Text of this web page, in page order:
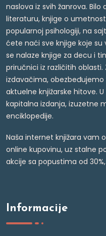
naslova iz svih žanrova.
literaturu, knjige o
popularnoj psihologiji, na
ćete naći sve knjige koje
se nalaze knjige za decu i
priručnici iz različitih
izdavačima,
aktuelne knjižarske hitove.
kapitalna izdanja, izuzetne
enciklopedije.
Naša internet knjižara vam
online kupovinu, uz stalne
akcije sa popustima od
Informacije